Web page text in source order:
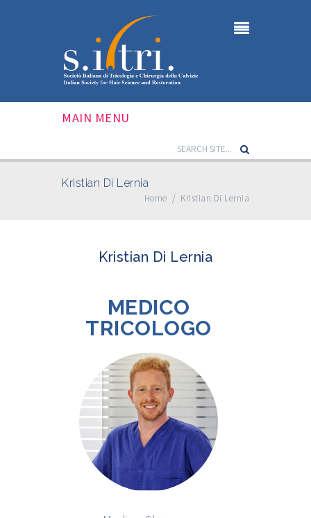
MAIN MENU
Kristian Di Lernia
Home / Kristian Di Lernia
Kristian Di Lernia
MEDICO
TRICOLOGO